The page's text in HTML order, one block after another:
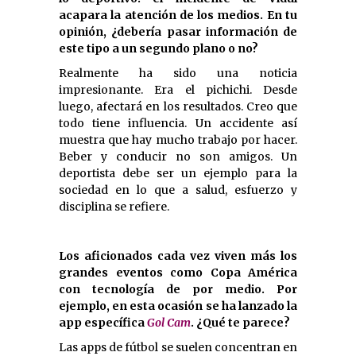
acapara la atención de los medios. En tu
opinión, ¿debería pasar información de
este tipo a un segundo plano o no?
Realmente ha sido una noticia
impresionante. Era el pichichi. Desde
luego, afectará en los resultados. Creo que
todo tiene influencia. Un accidente así
muestra que hay mucho trabajo por hacer.
Beber y conducir no son amigos. Un
deportista debe ser un ejemplo para la
sociedad en lo que a salud, esfuerzo y
disciplina se refiere.
Los aficionados cada vez viven más los
grandes eventos como Copa América
con tecnología de por medio. Por
ejemplo, en esta ocasión se ha lanzado la
app específicaGol Cam. ¿Qué te parece?
Las apps de fútbol se suelen concentran en